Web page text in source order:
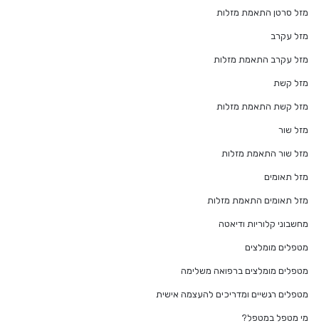
מזל סרטן התאמת מזלות
מזל עקרב
מזל עקרב התאמת מזלות
מזל קשת
מזל קשת התאמת מזלות
מזל שור
מזל שור התאמת מזלות
מזל תאומים
מזל תאומים התאמת מזלות
מחשבוני קלוריות ודיאטה
מטפלים מומלצים
מטפלים מומלצים ברפואה משלימה
מטפלים רגשיים ומדריכים להעצמה אישית
מי מטפל במטפל?